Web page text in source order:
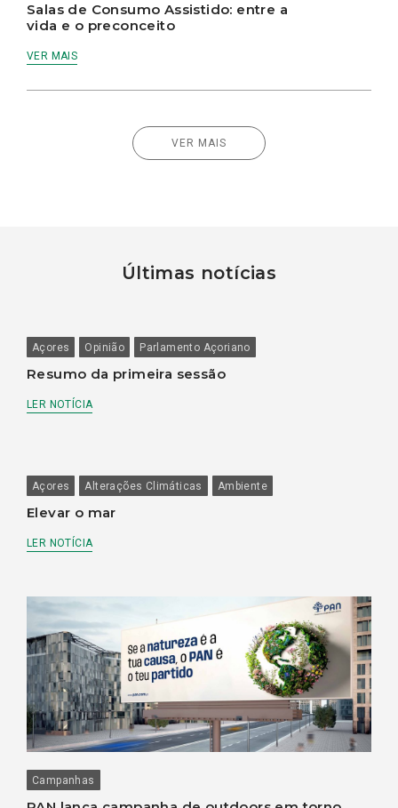
Salas de Consumo Assistido: entre a
vida e o preconceito
VER MAIS
VER MAIS
Últimas notícias
Açores Opinião Parlamento Açoriano
Resumo da primeira sessão
LER NOTÍCIA
Açores Alterações Climáticas Ambiente
Elevar o mar
LER NOTÍCIA
Campanhas